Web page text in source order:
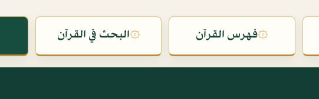
۞فهرس القرآن ۞البحث في القرآن